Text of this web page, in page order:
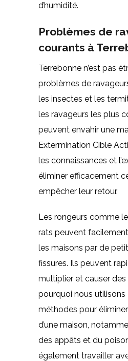
d’humidité.
Problèmes de
courants à
Terrebonne n’est pas
problèmes de
les insectes et les
les ravageurs les plus
peuvent envahir une
Extermination Cible
les connaissances et
éliminer efficacement
empêcher leur retour.
Les rongeurs comme
rats peuvent
les maisons par de
fissures. Ils peuvent
multiplier et causer des
pourquoi nous utilisons
méthodes pour
d’une maison,
des appâts et du
également travailler